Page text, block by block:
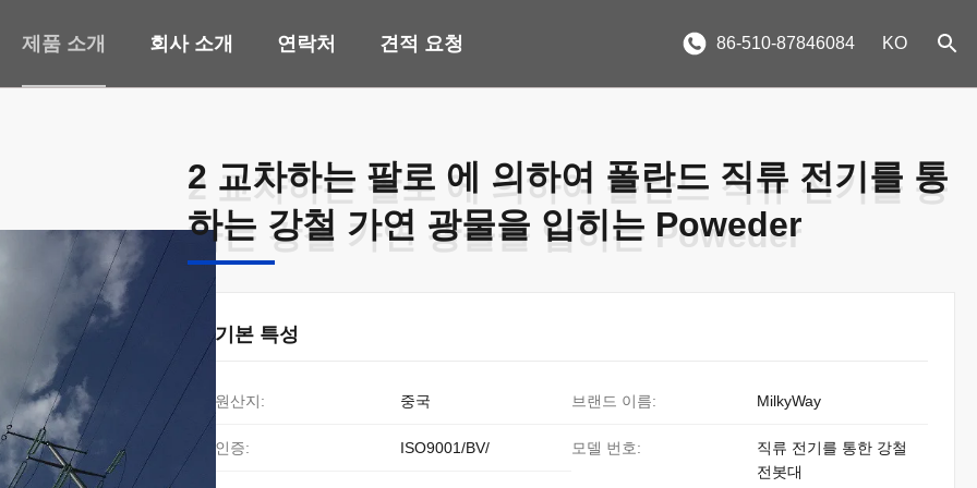
제품 소개 회사 소개 연락처 견적 요청 86-510-87846084 KO
2 교차하는 팔로 에 의하여 폴란드 직류 전기를 통
하는 강철 가연 광물을 입히는 Poweder
2 교차하는 팔로 에 의하여 폴란드 직류 전기를 통
하는 강철 가연 광물을 입히는 Poweder
기본 특성
원산지: 중국 브랜드 이름: MilkyWay
인증: ISO9001/BV/ 모델 번호:
직류 전기를 통한 강철
전봇대